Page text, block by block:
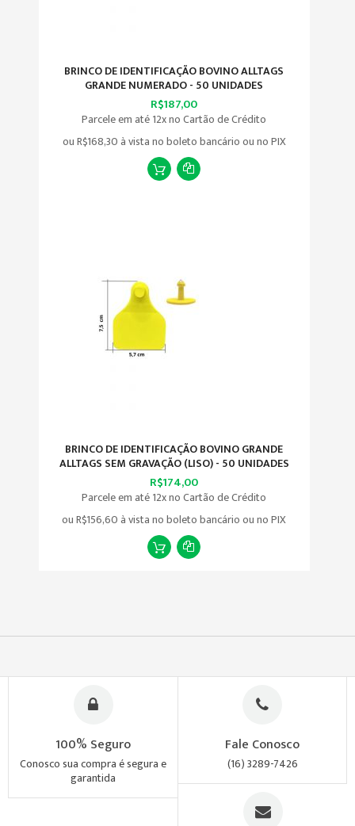
BRINCO DE IDENTIFICAÇÃO BOVINO ALLTAGS
GRANDE NUMERADO - 50 UNIDADES
R$187,00
Parcele em até 12x no Cartão de Crédito
ouR$168,30à vista no boleto bancário ou no PIX
BRINCO DE IDENTIFICAÇÃO BOVINO GRANDE
ALLTAGS SEM GRAVAÇÃO (LISO) - 50 UNIDADES
R$174,00
Parcele em até 12x no Cartão de Crédito
ouR$156,60à vista no boleto bancário ou no PIX
100% Seguro
Conosco sua compra é segura e
garantida
Fale Conosco
(16) 3289-7426